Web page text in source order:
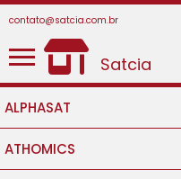
contato@satcia.com.br
Satcia
ALPHASAT
ATHOMICS